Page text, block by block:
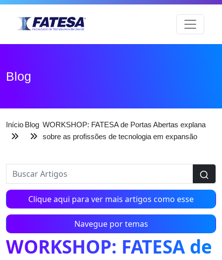
Blog
Início Blog WORKSHOP: FATESA de Portas Abertas explana
sobre as profissões de tecnologia em expansão
Clique aqui para ver mais artigos como esse
Navegue por temas
WORKSHOP: FATESA de